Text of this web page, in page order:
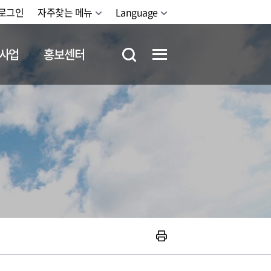
그인 자주찾는 메뉴 Language
업 홍보센터